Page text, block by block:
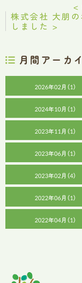
株式会社 大朋
しました >
月間アーカ
2026年02月（1）
2024年10月（1）
2023年11月（1）
2023年06月（1）
2023年02月（4）
2022年06月（1）
2022年04月（1）